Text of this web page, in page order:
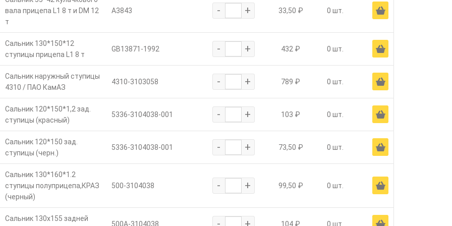
вала прицепа L1 8 т и DM 12
т
А3843 - + 33,50 ₽ 0 шт. Ä
Сальник 130*150*12
ступицы прицепа L1 8 т
GB13871-1992 - + 432 ₽ 0 шт. Ä
Сальник наружный ступицы
4310 / ПАО КамАЗ
4310-3103058 - + 789 ₽ 0 шт. Ä
Сальник 120*150*1,2 зад.
ступицы (красный)
5336-3104038-001 - + 103 ₽ 0 шт. Ä
Сальник 120*150 зад.
ступицы (черн.)
5336-3104038-001 - + 73,50 ₽ 0 шт. Ä
Сальник 130*160*1.2
ступицы полуприцепа,КРАЗ
(черный)
500-3104038 - + 99,50 ₽ 0 шт. Ä
Сальник 130х155 задней
500А-3104038 - + 104 ₽ 0 шт.